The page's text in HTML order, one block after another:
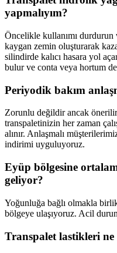
yapmalıyım?
Öncelikle kullanımı durdurun
kaygan zemin oluşturarak
silindirde kalıcı hasara yol
bulur ve conta veya hortum
Periyodik bakım
Zorunlu değildir ancak
transpaletinizin her zaman
alınır. Anlaşmalı
indirimi uyguluyoruz.
Eyüp bölgesine
geliyor?
Yoğunluğa bağlı olmakla
bölgeye ulaşıyoruz. Acil
Transpalet lastikleri